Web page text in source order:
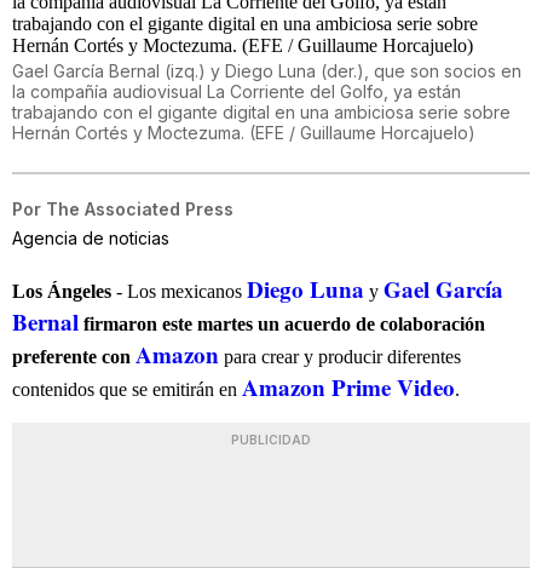
Gael García Bernal (izq.) y Diego Luna (der.), que son socios en
la compañía audiovisual La Corriente del Golfo, ya están
trabajando con el gigante digital en una ambiciosa serie sobre
Hernán Cortés y Moctezuma. (EFE / Guillaume Horcajuelo)
Por The Associated Press
Agencia de noticias
Los Ángeles - Los mexicanos Diego Luna y Gael García
Bernal firmaron este martes un acuerdo de colaboración
preferente con Amazon para crear y producir diferentes
contenidos que se emitirán en Amazon Prime Video.
PUBLICIDAD